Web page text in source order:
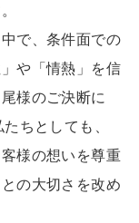
で、条件面での
や「情熱」を信
様のご決断に
ちとしても、
様の想いを尊重
の大切さを改め